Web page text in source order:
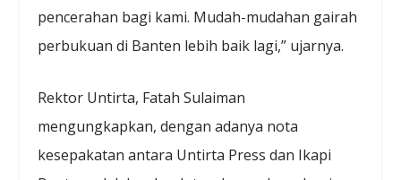
pencerahan bagi kami. Mudah-mudahan gairah
perbukuan di Banten lebih baik lagi,” ujarnya.
Rektor Untirta, Fatah Sulaiman
mengungkapkan, dengan adanya nota
kesepakatan antara Untirta Press dan Ikapi